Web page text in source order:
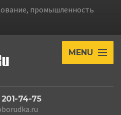
промышленность
MENU
74-75